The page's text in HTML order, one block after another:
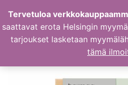
sisältöön
Tervetuloa
saattavat erota Helsingin
tarjoukset lasketaan
tämä